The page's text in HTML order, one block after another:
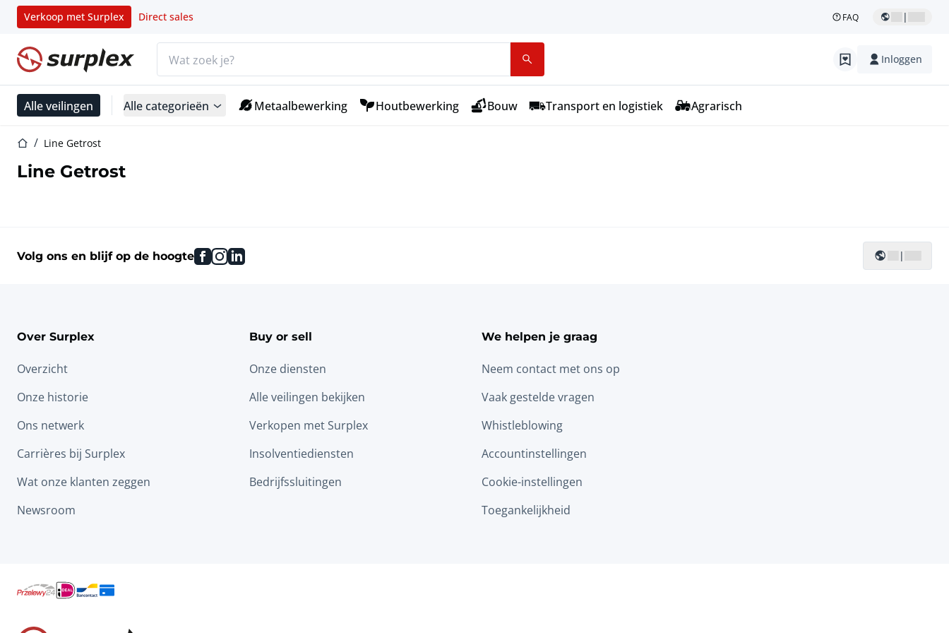
Verkoop met Surplex Direct sales FAQ |
Startpagina Inloggen
Alle veilingen Alle categorieën Metaalbewerking Houtbewerking Bouw Transport en logistiek Agrarisch
StartpaginaLine Getrost
Line Getrost
Volg ons en blijf op de hoogte facebook
instagram
linkedin |
Over Surplex
Overzicht
Onze historie
Ons netwerk
Carrières bij Surplex
Wat onze klanten zeggen
Newsroom
Buy or sell
Onze diensten
Alle veilingen bekijken
Verkopen met Surplex
Insolventiediensten
Bedrijfssluitingen
We helpen je graag
Neem contact met ons op
Vaak gestelde vragen
Whistleblowing
Accountinstellingen
Cookie-instellingen
Toegankelijkheid